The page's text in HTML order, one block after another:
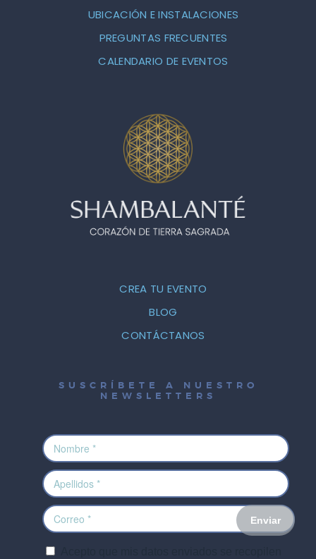
UBICACIÓN E INSTALACIONES
PREGUNTAS FRECUENTES
CALENDARIO DE EVENTOS
CREA TU EVENTO
BLOG
CONTÁCTANOS
SUSCRÍBETE A NUESTRO
NEWSLETTERS